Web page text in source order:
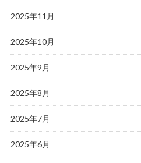
2025年11月
2025年10月
2025年9月
2025年8月
2025年7月
2025年6月